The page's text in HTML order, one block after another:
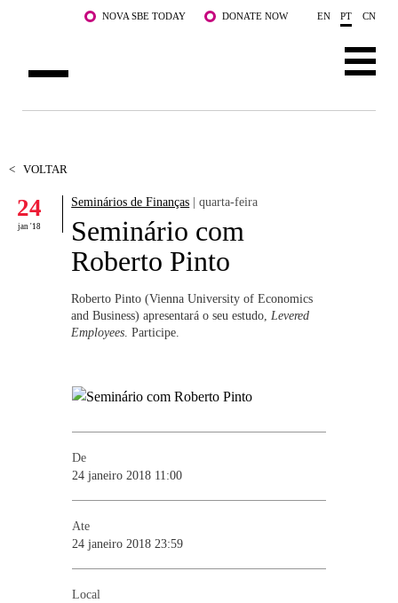
Saltar para o conteúdo principalNOVA SBE TODAY DONATE NOW EN PT CN
DOCENTES E INVESTIGAÇÃO
COMUNIDADE
WHAT'S HAPPENING
< VOLTAR
24
jan '18
Seminários de Finanças | quarta-feira
Seminário com
Roberto Pinto
Roberto Pinto (Vienna University of Economics
and Business) apresentará o seu estudo, Levered
Employees . Participe.
De
24 janeiro 2018 11:00
Ate
24 janeiro 2018 23:59
Local